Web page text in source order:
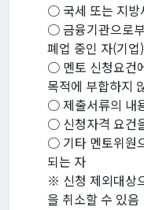
○ 국세 또는 지방
○ 금융기관으로
폐업 중인 자(기업)
○ 멘토 신청요건
목적에 부합하지
○ 제출서류의 내
○ 신청자격 요건
○ 기타 멘토위원
되는 자
※ 신청 제외대상
을 취소할 수 있음